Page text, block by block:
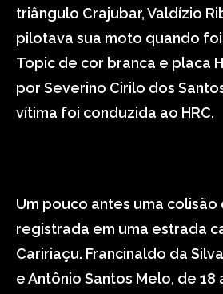
triângulo Crajubar, Valdízio
pilotava sua moto quando
Topic de cor branca e placa
por Severino Cirilo dos
vítima foi conduzida ao HRC.
Um pouco antes uma
registrada em uma estrada
Caririaçu. Francinaldo da
e Antônio Santos Melo, de 18